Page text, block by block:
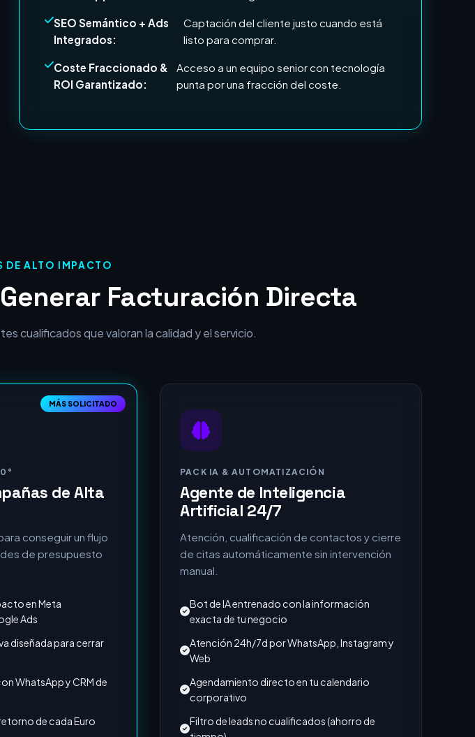
Agentes de IA 24/7 en
WhatsApp:
Cualificación inmediata de interesados en
menos de 5 segundos.
SEO Semántico + Ads
Integrados:
Captación del cliente justo cuando está
listo para comprar.
ROI Garantizado:
punta por una fracción del coste.
DE ALTO IMPACTO
Facturación Directa
de Alta
conseguir un flujo
en Meta
Ads
diseñada para cerrar
WhatsApp y CRM de
PACK IA & AUTOMATIZACIÓN
Agente de Inteligencia
Artificial 24/7
Atención, cualificación de contactos y cierre
de citas automáticamente sin intervención
manual.
Bot de IA entrenado con la información
exacta de tu negocio
Atención 24h/7d por WhatsApp, Instagram y
Web
Agendamiento directo en tu calendario